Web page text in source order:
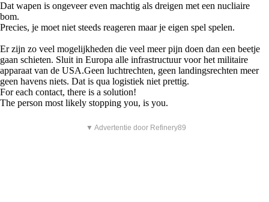
Dat wapen is ongeveer even machtig als dreigen met een nucliaire
bom.
Precies, je moet niet steeds reageren maar je eigen spel spelen.
Er zijn zo veel mogelijkheden die veel meer pijn doen dan een beetje
gaan schieten. Sluit in Europa alle infrastructuur voor het militaire
apparaat van de USA.Geen luchtrechten, geen landingsrechten meer
geen havens niets. Dat is qua logistiek niet prettig.
For each contact, there is a solution!
The person most likely stopping you, is you.
▼ Advertentie door Refinery89